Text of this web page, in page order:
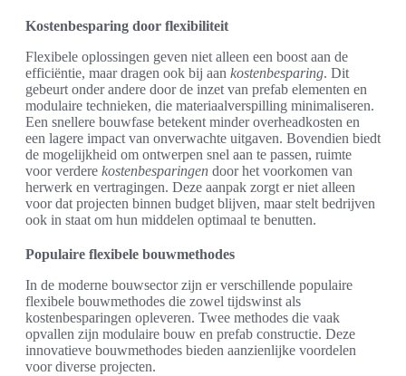
Kostenbesparing door flexibiliteit
Flexibele oplossingen geven niet alleen een boost aan de
efficiëntie, maar dragen ook bij aan kostenbesparing. Dit
gebeurt onder andere door de inzet van prefab elementen en
modulaire technieken, die materiaalverspilling minimaliseren.
Een snellere bouwfase betekent minder overheadkosten en
een lagere impact van onverwachte uitgaven. Bovendien biedt
de mogelijkheid om ontwerpen snel aan te passen, ruimte
voor verdere kostenbesparingen door het voorkomen van
herwerk en vertragingen. Deze aanpak zorgt er niet alleen
voor dat projecten binnen budget blijven, maar stelt bedrijven
ook in staat om hun middelen optimaal te benutten.
Populaire flexibele bouwmethodes
In de moderne bouwsector zijn er verschillende populaire
flexibele bouwmethodes die zowel tijdswinst als
kostenbesparingen opleveren. Twee methodes die vaak
opvallen zijn modulaire bouw en prefab constructie. Deze
innovatieve bouwmethodes bieden aanzienlijke voordelen
voor diverse projecten.